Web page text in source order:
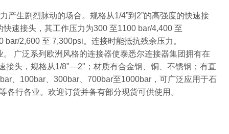
产生剧烈脉动的场合。规格从1/4”到2”的高强度的快速接
速接头，其工作压力为300 至1100 bar/4,400 至
2,600 至 7,300psi。连接时能抵抗残余压力。
广泛系列欧洲风格的连接器使泰悉尔连接器集团拥有在
头，规格从1/8"—2"；材质有合金钢、铜、不锈钢；有直
、100bar、300bar、700bar至1000bar，可广泛应用于石
行各业。欢迎订货并备有部分现货可供使用。